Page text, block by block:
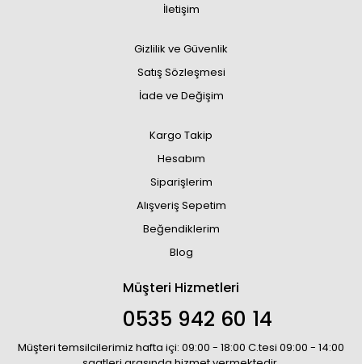
İletişim
Gizlilik ve Güvenlik
Satış Sözleşmesi
İade ve Değişim
Kargo Takip
Hesabım
Siparişlerim
Alışveriş Sepetim
Beğendiklerim
Blog
Müşteri Hizmetleri
0535 942 60 14
Müşteri temsilcilerimiz hafta içi: 09:00 - 18:00 C.tesi 09:00 - 14:00